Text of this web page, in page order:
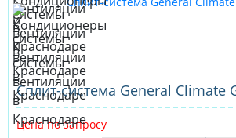
Сплит-система General Climate
Цена по запросу